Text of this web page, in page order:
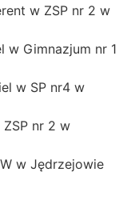
w ZSP nr 2 w
w Gimnazjum nr 1
w SP nr4 w
nr 2 w
w Jędrzejowie